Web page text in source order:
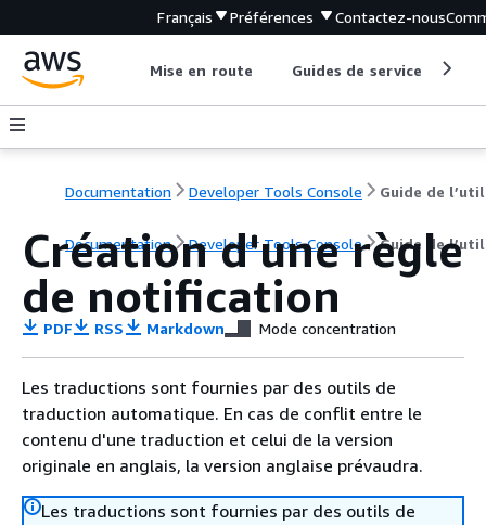
Français Préférences Contactez-nous
Mise en route Guides de service
Documentation Developer Tools Console
Documentation Developer Tools Console Guide de
Création d'une règle
de notification
PDF RSS Markdown Mode concentration
Les traductions sont fournies par des outils de
traduction automatique. En cas de conflit entre le
contenu d'une traduction et celui de la version
originale en anglais, la version anglaise prévaudra.
Les traductions sont fournies par des outils de